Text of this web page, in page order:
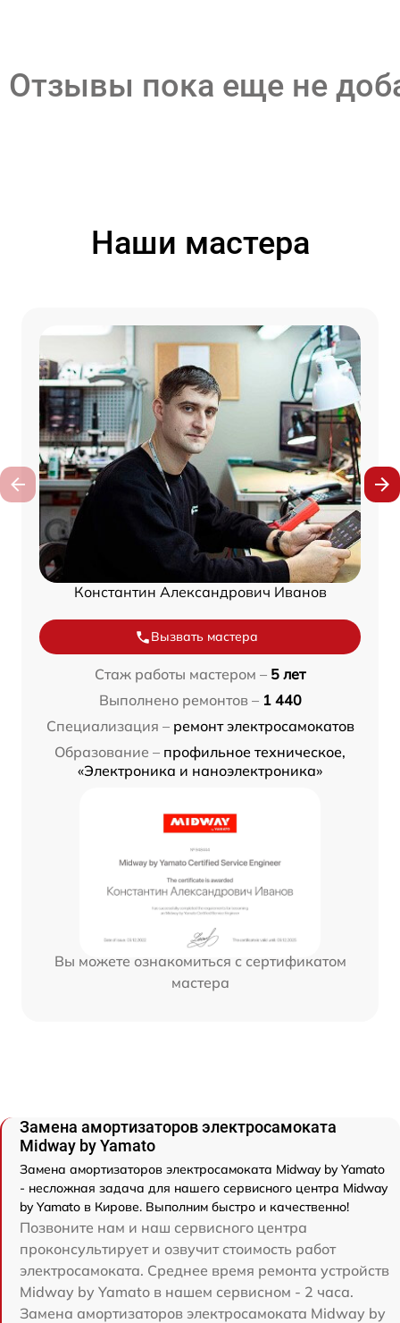
Отзывы пока еще не
Наши мастера
Константин Александрович Иванов
Вызвать мастера
Стаж работы мастером – 5 лет
Выполнено ремонтов – 1 440
Специализация – ремонт электросамокатов
Образование – профильное техническое,
«Электроника и наноэлектроника»
Вы можете ознакомиться с сертификатом
мастера
Замена амортизаторов электросамоката
Midway by Yamato
Замена амортизаторов электросамоката Midway by Yamato
- несложная задача для нашего сервисного центра Midway
by Yamato в Кирове. Выполним быстро и качественно!
Позвоните нам и наш сервисного центра
проконсультирует и озвучит стоимость работ
электросамоката. Среднее время ремонта устройств
Midway by Yamato в нашем сервисном - 2 часа.
Замена амортизаторов электросамоката Midway by